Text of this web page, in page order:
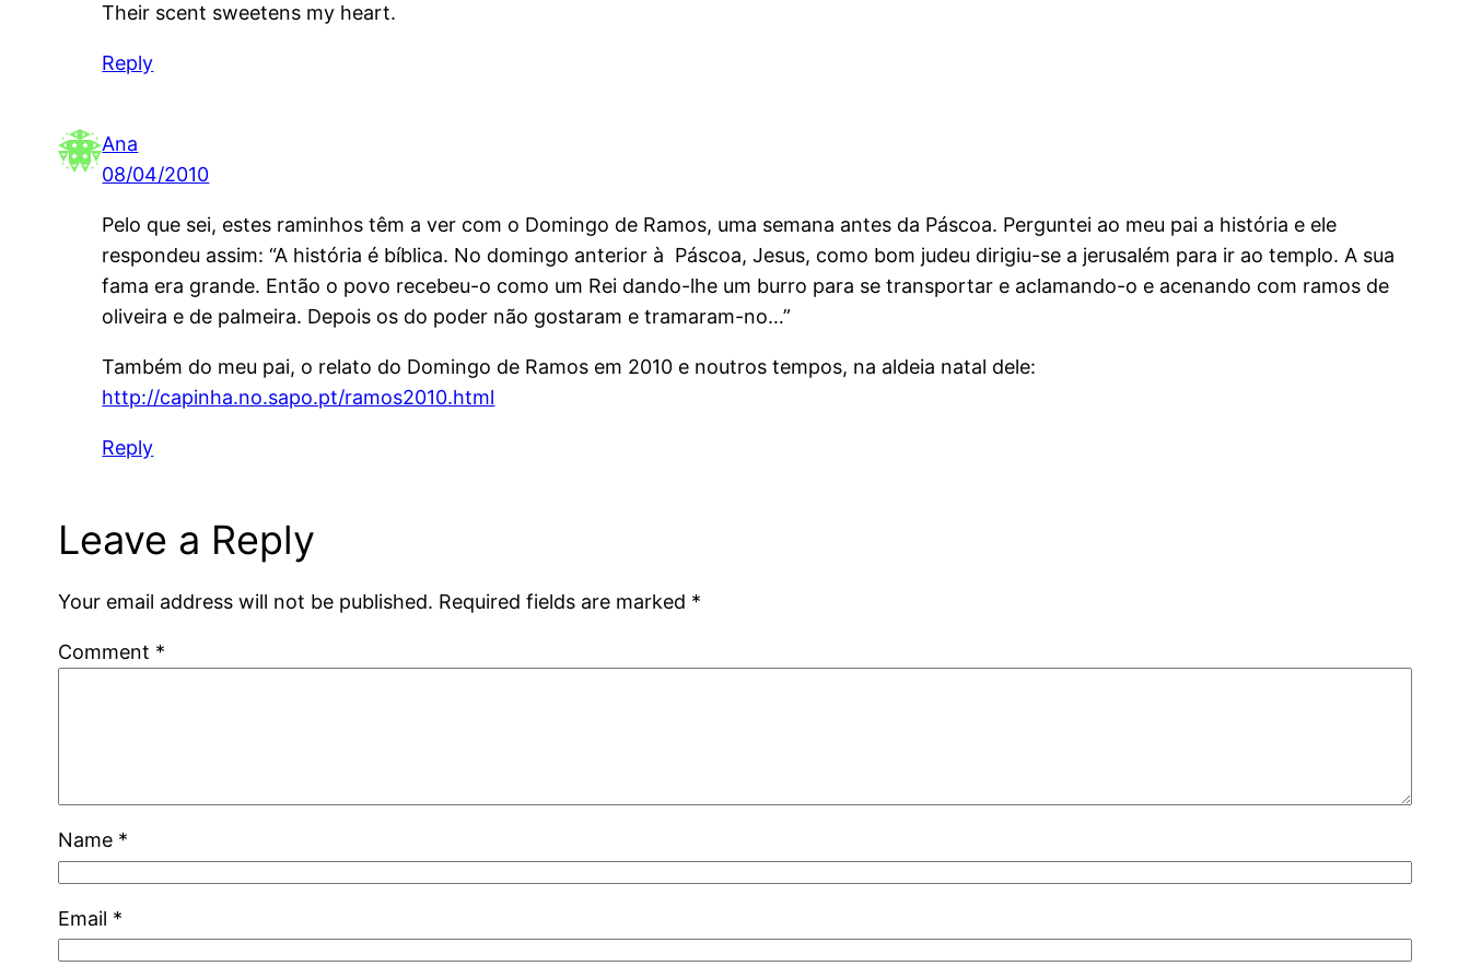
Their scent sweetens my heart.
Reply
Ana
08/04/2010
Pelo que sei, estes raminhos têm a ver com o Domingo de Ramos, uma semana antes da Páscoa. Perguntei ao meu pai a história e ele
respondeu assim: “A história é bíblica. No domingo anterior à Páscoa, Jesus, como bom judeu dirigiu-se a jerusalém para ir ao templo. A sua
fama era grande. Então o povo recebeu-o como um Rei dando-lhe um burro para se transportar e aclamando-o e acenando com ramos de
oliveira e de palmeira. Depois os do poder não gostaram e tramaram-no…”
Também do meu pai, o relato do Domingo de Ramos em 2010 e noutros tempos, na aldeia natal dele:
http://capinha.no.sapo.pt/ramos2010.html
Reply
Leave a Reply
Your email address will not be published. Required fields are marked *
Comment *
Name *
Email *